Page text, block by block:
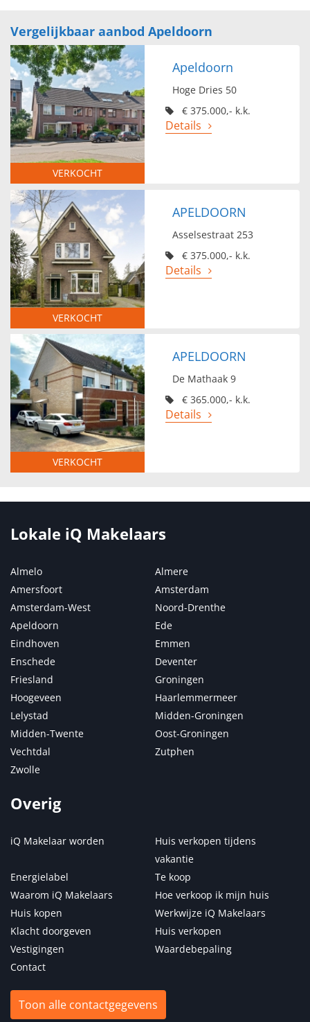
Vergelijkbaar aanbod Apeldoorn
VERKOCHT
Apeldoorn
Hoge Dries 50
€ 375.000,- k.k.
Details
VERKOCHT
APELDOORN
Asselsestraat 253
€ 375.000,- k.k.
Details
VERKOCHT
APELDOORN
De Mathaak 9
€ 365.000,- k.k.
Details
Lokale iQ Makelaars
Almelo
Almere
Amersfoort
Amsterdam
Amsterdam-West
Noord-Drenthe
Apeldoorn
Ede
Eindhoven
Emmen
Enschede
Deventer
Friesland
Groningen
Hoogeveen
Haarlemmermeer
Lelystad
Midden-Groningen
Midden-Twente
Oost-Groningen
Vechtdal
Zutphen
Zwolle
Overig
iQ Makelaar worden
Huis verkopen tijdens
vakantie
Energielabel
Te koop
Waarom iQ Makelaars
Hoe verkoop ik mijn huis
Huis kopen
Werkwijze iQ Makelaars
Klacht doorgeven
Huis verkopen
Vestigingen
Waardebepaling
Contact
Toon alle contactgegevens